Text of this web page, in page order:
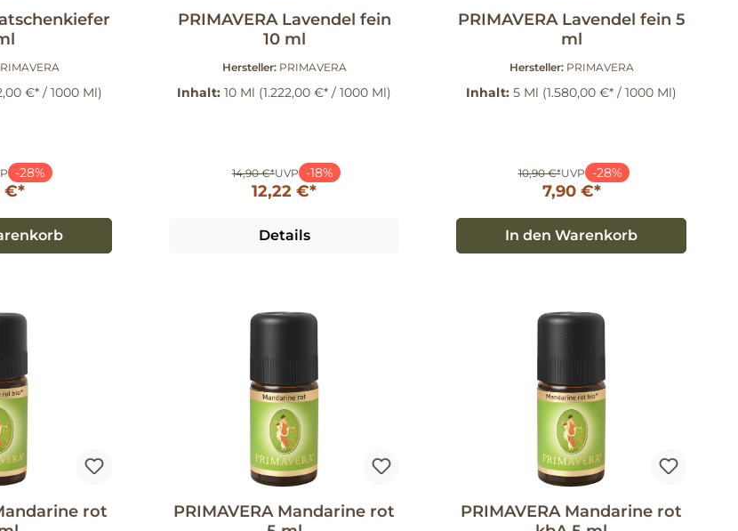
€* / 1000 Ml)
-28%
€*
PRIMAVERA Lavendel fein
10 ml
Hersteller: PRIMAVERA
Inhalt: 10 Ml (1.222,00 €* / 1000 Ml)
14,90 €*UVP -18%
12,22 €*
Details
PRIMAVERA Lavendel fein 5
ml
Hersteller: PRIMAVERA
Inhalt: 5 Ml (1.580,00 €* / 1000 Ml)
10,90 €*UVP -28%
7,90 €*
In den Warenkorb
rot
PRIMAVERA Mandarine rot
PRIMAVERA Mandarine rot